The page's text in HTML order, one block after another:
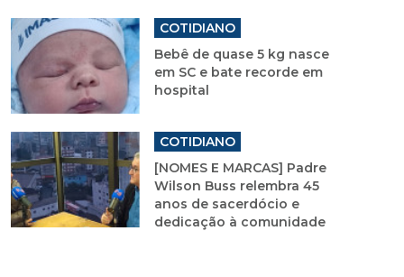
COTIDIANO
Bebê de quase 5 kg nasce
em SC e bate recorde em
hospital
COTIDIANO
[NOMES E MARCAS] Padre
Wilson Buss relembra 45
anos de sacerdócio e
dedicação à comunidade